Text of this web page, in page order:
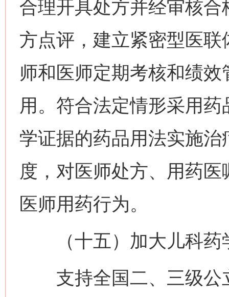
合理开具处方并经审核
方点评，建立紧密型医
师和医师定期考核和绩
用。符合法定情形采用
学证据的药品用法实施
度，对医师处方、用药
医师用药行为。
（十五）加大儿科药
支持全国二、三级公